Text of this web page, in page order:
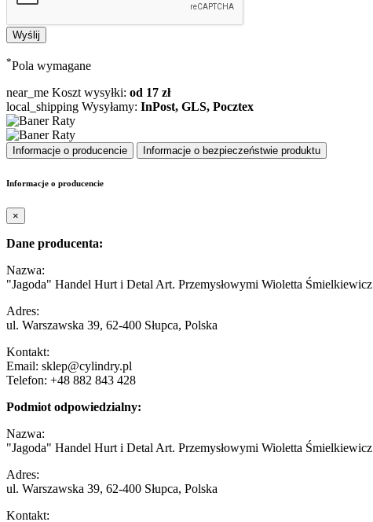
*Pola wymagane
near_me Koszt wysyłki: od 17 zł
local_shipping Wysyłamy: InPost, GLS, Pocztex
Informacje o producencie Informacje o bezpieczeństwie produktu
Informacje o producencie
×
Dane producenta:
Nazwa:
"Jagoda" Handel Hurt i Detal Art. Przemysłowymi Wioletta Śmielkiewicz
Adres:
ul. Warszawska 39, 62-400 Słupca, Polska
Kontakt:
Email: sklep@cylindry.pl
Telefon: +48 882 843 428
Podmiot odpowiedzialny:
Nazwa:
"Jagoda" Handel Hurt i Detal Art. Przemysłowymi Wioletta Śmielkiewicz
Adres:
ul. Warszawska 39, 62-400 Słupca, Polska
Kontakt: